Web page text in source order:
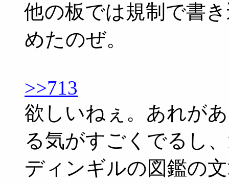
他の板では規制で書
めたのぜ。
>>713
欲しいねぇ。あれが
る気がすごくでるし
ディンギルの図鑑の